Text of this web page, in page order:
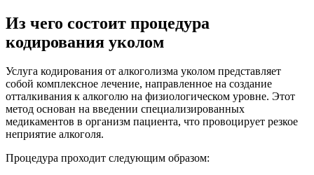
Из чего состоит процедура
кодирования уколом
Услуга кодирования от алкоголизма уколом представляет
собой комплексное лечение, направленное на создание
отталкивания к алкоголю на физиологическом уровне. Этот
метод основан на введении специализированных
медикаментов в организм пациента, что провоцирует резкое
неприятие алкоголя.
Процедура проходит следующим образом: